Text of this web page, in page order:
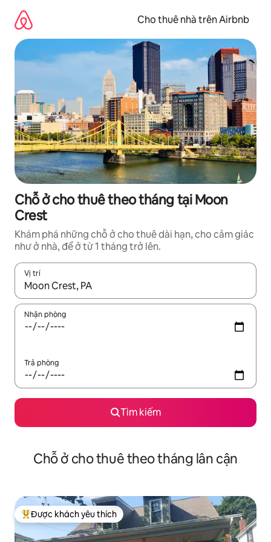
dung
Cho thuê nhà trên Airbnb
Chỗ ở cho thuê theo tháng tại Moon
Crest
Khám phá những chỗ ở cho thuê dài hạn, cho cảm giác
như ở nhà, để ở từ 1 tháng trở lên.
Vị trí
Khi có kết quả, hãy điều hướng bằng phím mũi tên lên và
Nhận phòng
Trả phòng
Tìm kiếm
Chỗ ở cho thuê theo tháng lân cận
Được khách yêu thích nhất
Được khách yêu thích